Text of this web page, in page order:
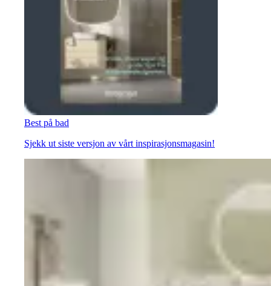
Best på bad
Sjekk ut siste versjon av vårt inspirasjonsmagasin!